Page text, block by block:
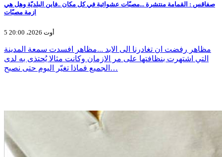
صفاقس : القمامة منتشرة ...مصبّات عشوائية في كل مكان ..فاين البلديّة وهل هي
ازمة مصبّات
5 أوت 2026، 20:00
مظاهر رفضت ان تغادرنا الى الابد ...مظاهر افسدت سمعة المدينة
التي اشتهرت بنظافتها على مر الازمان وكانت مثالا يُحتذى به لدى
الجميع فماذا تغيّر اليوم حتى نصبح…